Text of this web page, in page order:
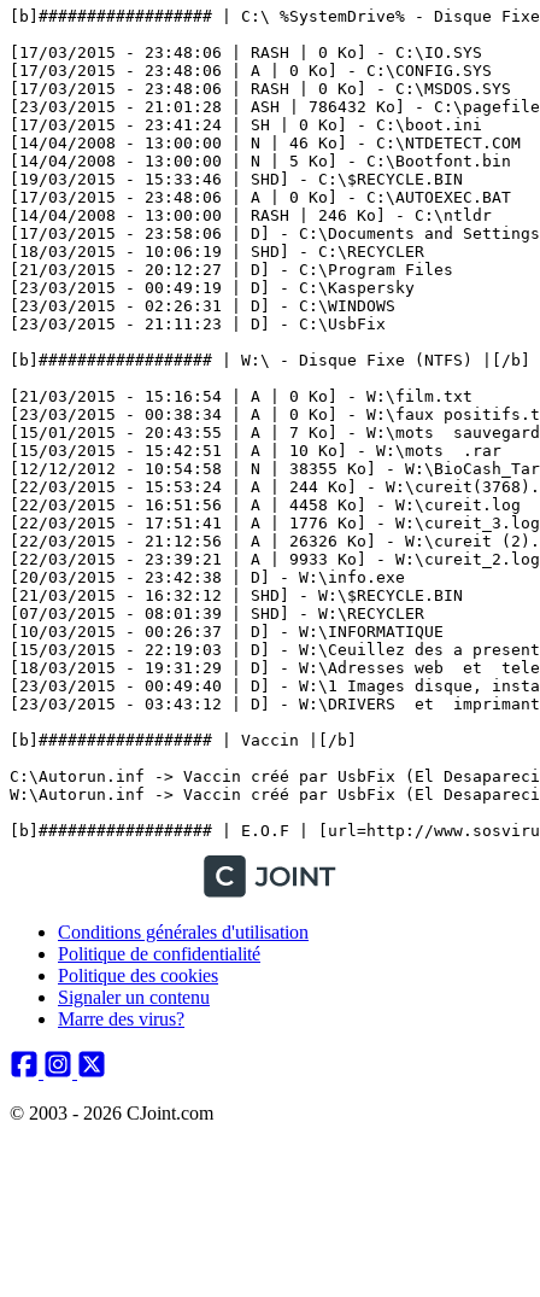
[b]################## | C:\ %SystemDrive% - Disque
[17/03/2015 - 23:48:06 | RASH | 0 Ko] - C:\IO.SYS
[17/03/2015 - 23:48:06 | A | 0 Ko] - C:\CONFIG.SYS
[17/03/2015 - 23:48:06 | RASH | 0 Ko] - C:\MSDOS.SYS
[23/03/2015 - 21:01:28 | ASH | 786432 Ko] -
[17/03/2015 - 23:41:24 | SH | 0 Ko] - C:\boot.ini
[14/04/2008 - 13:00:00 | N | 46 Ko] - C:\NTDETECT.COM
[14/04/2008 - 13:00:00 | N | 5 Ko] - C:\Bootfont.bin
[19/03/2015 - 15:33:46 | SHD] - C:\$RECYCLE.BIN
[17/03/2015 - 23:48:06 | A | 0 Ko] - C:\AUTOEXEC.BAT
[14/04/2008 - 13:00:00 | RASH | 246 Ko] - C:\ntldr
[17/03/2015 - 23:58:06 | D] - C:\Documents and Settings
[18/03/2015 - 10:06:19 | SHD] - C:\RECYCLER
[21/03/2015 - 20:12:27 | D] - C:\Program Files
[23/03/2015 - 00:49:19 | D] - C:\Kaspersky
[23/03/2015 - 02:26:31 | D] - C:\WINDOWS
[23/03/2015 - 21:11:23 | D] - C:\UsbFix
[b]################## | W:\ - Disque Fixe (NTFS) |[/b]
[21/03/2015 - 15:16:54 | A | 0 Ko] - W:\film.txt
[23/03/2015 - 00:38:34 | A | 0 Ko] - W:\faux
[15/01/2015 - 20:43:55 | A | 7 Ko] - W:\mots
[15/03/2015 - 15:42:51 | A | 10 Ko] - W:\mots  .rar
[12/12/2012 - 10:54:58 | N | 38355 Ko] -
[22/03/2015 - 15:53:24 | A | 244 Ko] -
[22/03/2015 - 16:51:56 | A | 4458 Ko] - W:\cureit.log
[22/03/2015 - 17:51:41 | A | 1776 Ko] - W:\cureit_3.log
[22/03/2015 - 21:12:56 | A | 26326 Ko] - W:\cureit
[22/03/2015 - 23:39:21 | A | 9933 Ko] - W:\cureit_2.log
[20/03/2015 - 23:42:38 | D] - W:\info.exe
[21/03/2015 - 16:32:12 | SHD] - W:\$RECYCLE.BIN
[07/03/2015 - 08:01:39 | SHD] - W:\RECYCLER
[10/03/2015 - 00:26:37 | D] - W:\INFORMATIQUE
[15/03/2015 - 22:19:03 | D] - W:\Ceuillez des a
[18/03/2015 - 19:31:29 | D] - W:\Adresses web  et
[23/03/2015 - 00:49:40 | D] - W:\1 Images disque,
[23/03/2015 - 03:43:12 | D] - W:\DRIVERS  et
[b]################## | Vaccin |[/b]
C:\Autorun.inf -> Vaccin créé par UsbFix (El
W:\Autorun.inf -> Vaccin créé par UsbFix (El
Conditions générales d'utilisation
Politique de confidentialité
Politique des cookies
Signaler un contenu
Marre des virus?
© 2003 - 2026 CJoint.com